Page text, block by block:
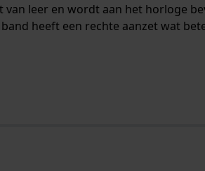
leer en wordt aan het horloge
heeft een rechte aanzet wat